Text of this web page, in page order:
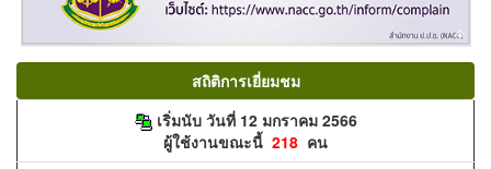
สถิติการเยี่ยมชม
เริ่มนับ วันที่ 12 มกราคม 2566
ผู้ใช้งานขณะนี้ 218 คน